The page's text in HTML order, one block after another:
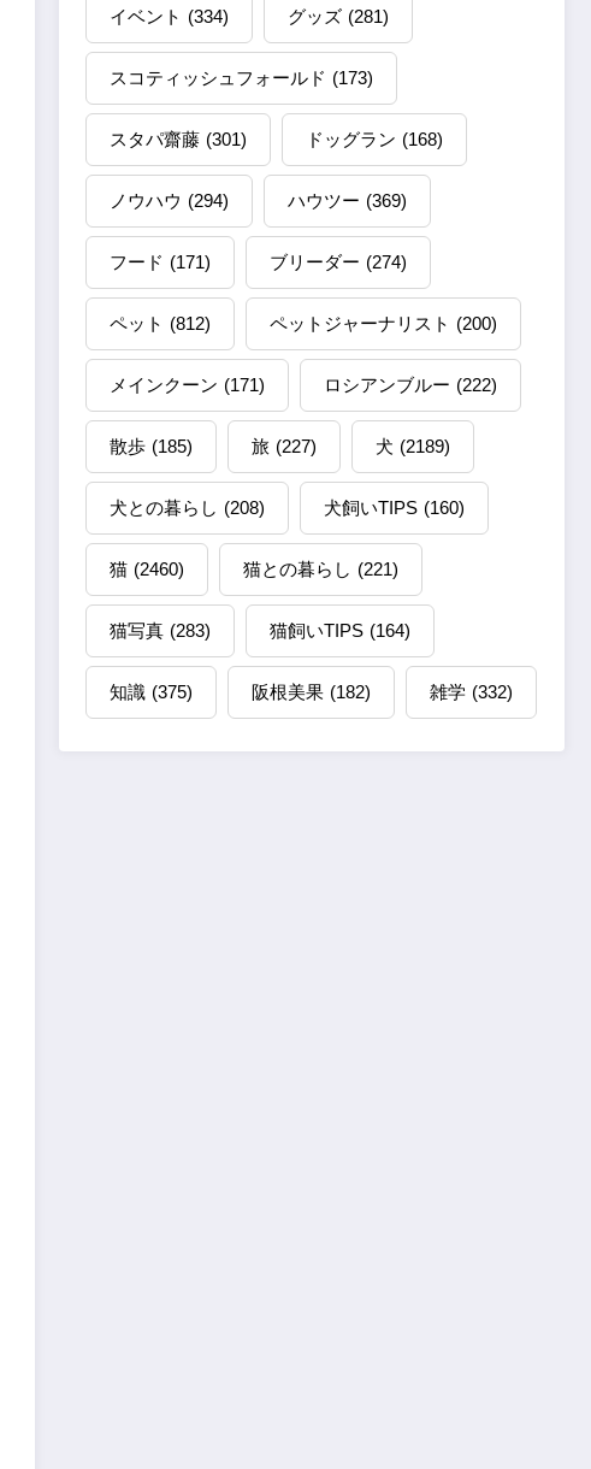
イベント (334) グッズ (281)
スコティッシュフォールド (173)
スタパ齋藤 (301) ドッグラン (168)
ノウハウ (294) ハウツー (369)
フード (171) ブリーダー (274)
ペット (812) ペットジャーナリスト (200)
メインクーン (171) ロシアンブルー (222)
散歩 (185) 旅 (227) 犬 (2189)
犬との暮らし (208) 犬飼いTIPS (160)
猫 (2460) 猫との暮らし (221)
猫写真 (283) 猫飼いTIPS (164)
知識 (375) 阪根美果 (182) 雑学 (332)